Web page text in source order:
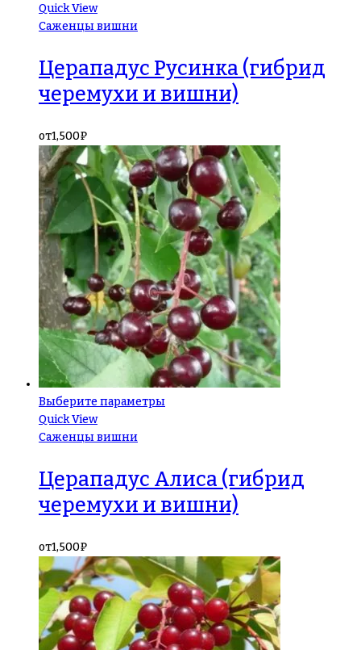
Quick View
Саженцы вишни
Церападус Русинка (гибрид
черемухи и вишни)
от1,500₽
Выберите параметры
Quick View
Саженцы вишни
Церападус Алиса (гибрид
черемухи и вишни)
от1,500₽